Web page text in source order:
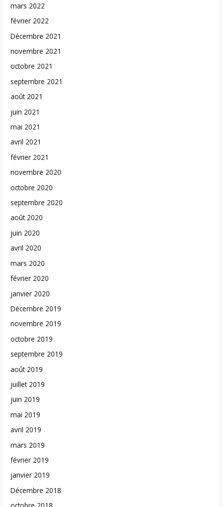
mars 2022
février 2022
Décembre 2021
novembre 2021
octobre 2021
septembre 2021
août 2021
juin 2021
mai 2021
avril 2021
février 2021
novembre 2020
octobre 2020
septembre 2020
août 2020
juin 2020
avril 2020
mars 2020
février 2020
janvier 2020
Décembre 2019
novembre 2019
octobre 2019
septembre 2019
août 2019
juillet 2019
juin 2019
mai 2019
avril 2019
mars 2019
février 2019
janvier 2019
Décembre 2018